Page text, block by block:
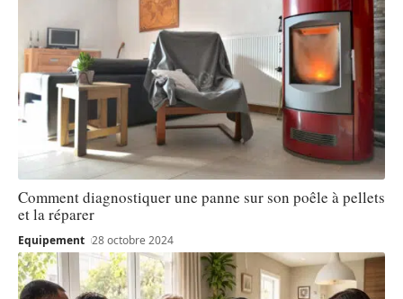
Comment diagnostiquer une panne sur son poêle à pellets
et la réparer
Equipement 28 octobre 2024